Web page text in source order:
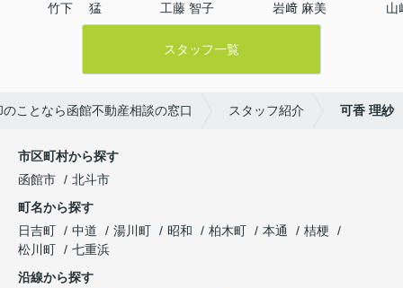
竹下 　猛 工藤 智子 岩﨑 麻美 山
スタッフ一覧
ことなら函館不動産相談の窓口 スタッフ紹介 可香 理紗
市区町村から探す
函館市
北斗市
町名から探す
日吉町
中道 湯川町 昭和 柏木町 本通
桔梗
松川町
七重浜
沿線から探す